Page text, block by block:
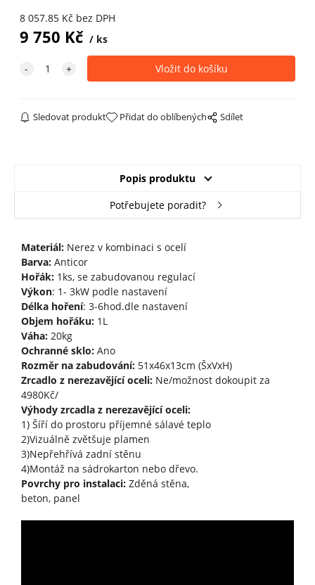
8 057.85Kč bez DPH
9 750 Kč ks
Sledovat produkt Přidat do oblíbených Sdílet
Popis produktu
Potřebujete poradit?
Materiál:Nerez v kombinaci s ocelí
Barva:Anticor
Hořák:1ks, se zabudovanou regulací
Výkon: 1- 3kW podle nastavení
Délka hoření: 3-6hod.dle nastavení
Objem hořáku:1L
Váha:20kg
Ochranné sklo:Ano
Rozměr na zabudování:51x46x13cm (ŠxVxH)
Zrcadlo z nerezavějící oceli:Ne/možnost dokoupit za
4980Kč/
Výhody zrcadla z nerezavějící oceli:
1) Šíří do prostoru příjemné sálavé teplo
2)Vizuálně zvětšuje plamen
3)Nepřehřívá zadní stěnu
4)Montáž na sádrokarton nebo dřevo.
Povrchy pro instalaci:Zděná stěna,
beton, panel